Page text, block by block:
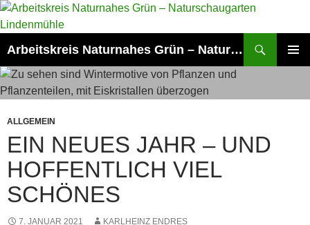
Zum
Inhalt
Arbeitskreis Naturnahes Grün – Naturschaugarten Lindenmühle
ALLGEMEIN
EIN NEUES JAHR – UND
HOFFENTLICH VIEL
SCHÖNES
7. JANUAR 2021 KARLHEINZ ENDRES